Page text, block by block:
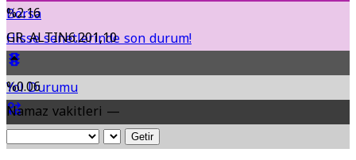
Borsa
Hisse senetlerinde son durum!
Yol Durumu
Fikstür
%2.16
GR. ALTIN6.201,10
%0.06
Namaz vakitleri —
Getir